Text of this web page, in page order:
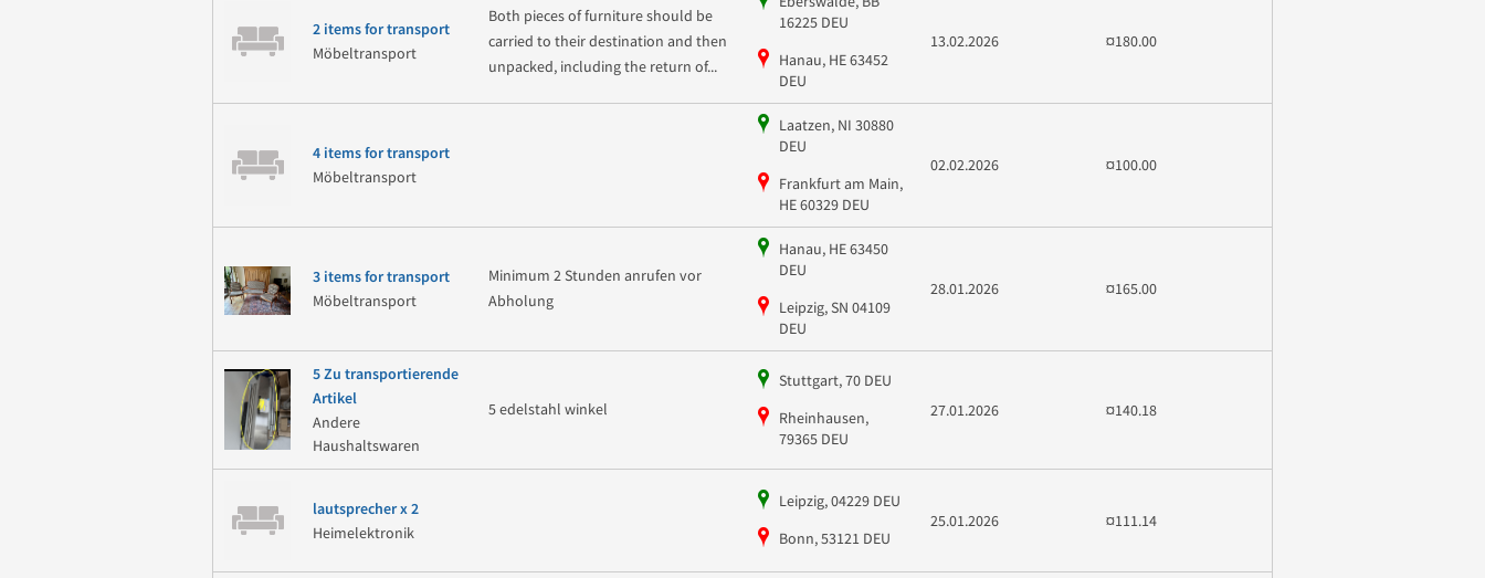
2 items for transport
Möbeltransport
Both pieces of furniture should be
carried to their destination and then
unpacked, including the return of...
16225 DEU
Hanau, HE 63452
DEU
13.02.2026 ¤180.00
4 items for transport
Möbeltransport
Laatzen, NI 30880
DEU
Frankfurt am Main,
HE 60329 DEU
02.02.2026 ¤100.00
3 items for transport
Möbeltransport
Minimum 2 Stunden anrufen vor
Abholung
Hanau, HE 63450
DEU
Leipzig, SN 04109
DEU
28.01.2026 ¤165.00
5 Zu transportierende
Artikel
Andere
Haushaltswaren
5 edelstahl winkel
Stuttgart, 70 DEU
Rheinhausen,
79365 DEU
27.01.2026 ¤140.18
lautsprecher x 2
Heimelektronik
Leipzig, 04229 DEU
Bonn, 53121 DEU
25.01.2026 ¤111.14